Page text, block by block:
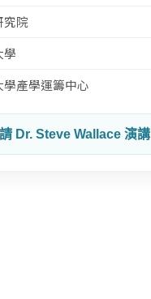
究院
學
學產學運籌中心
Dr. Steve Wallace 演講